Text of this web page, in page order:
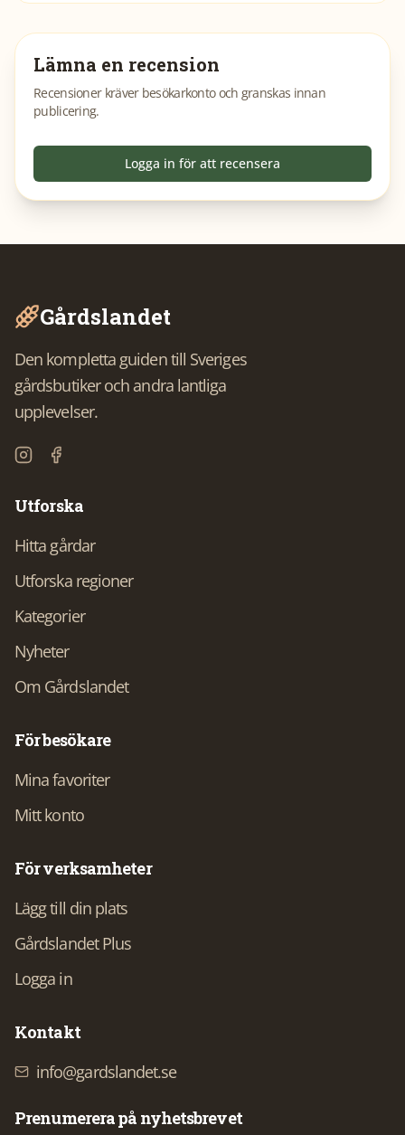
Lämna en recension
Recensioner kräver besökarkonto och granskas innan
publicering.
Logga in för att recensera
Gårdslandet
Den kompletta guiden till Sveriges
gårdsbutiker och andra lantliga
upplevelser.
Utforska
Hitta gårdar
Utforska regioner
Kategorier
Nyheter
Om Gårdslandet
För besökare
Mina favoriter
Mitt konto
För verksamheter
Lägg till din plats
Gårdslandet Plus
Logga in
Kontakt
info@gardslandet.se
Prenumerera på nyhetsbrevet